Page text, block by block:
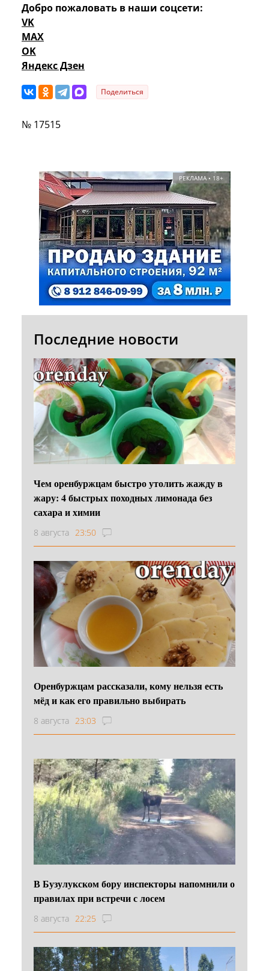
Добро пожаловать в наши соцсети:
VK
MAX
OK
Яндекс Дзен
Поделиться
№ 17515
РЕКЛАМА • 18+
Последние новости
Чем оренбуржцам быстро утолить жажду в
жару: 4 быстрых походных лимонада без
сахара и химии
8 августа 23:50
Оренбуржцам рассказали, кому нельзя есть
мёд и как его правильно выбирать
8 августа 23:03
В Бузулукском бору инспекторы напомнили о
правилах при встречи с лосем
8 августа 22:25